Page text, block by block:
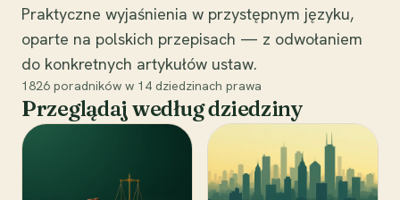
Praktyczne wyjaśnienia w przystępnym języku,
oparte na polskich przepisach — z odwołaniem
do konkretnych artykułów ustaw.
1826 poradników w 14 dziedzinach prawa
Przeglądaj według dziedziny